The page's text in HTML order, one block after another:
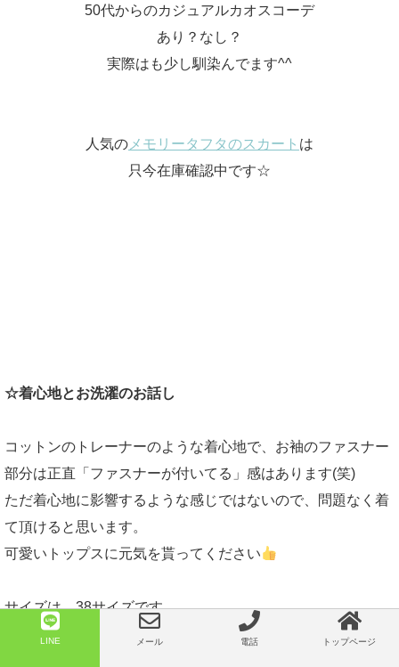
50代からのカジュアルカオスコーデ
あり？なし？
実際はも少し馴染んでます^^
人気の メモリータフタのスカート は
只今在庫確認中です☆
☆着心地とお洗濯のお話し
コットンのトレーナーのような着心地で、お袖のファスナー
部分は正直「ファスナーが付いてる」感はあります(笑)
ただ着心地に影響するような感じではないので、問題なく着
て頂けると思います。
可愛いトップスに元気を貰ってください
サイズは、38サイズです。
大きめの作りがデザインポイントになりますので、7号強か
LINE メール 電話 トップページ